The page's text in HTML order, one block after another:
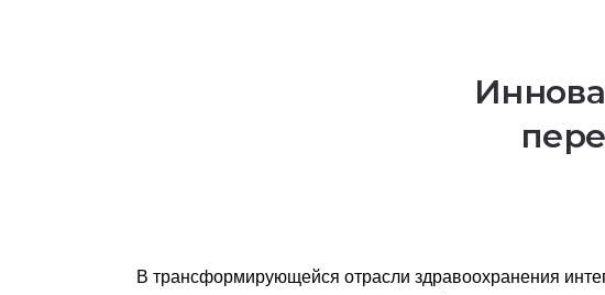
В трансформирующейся отрасли здравоохранения